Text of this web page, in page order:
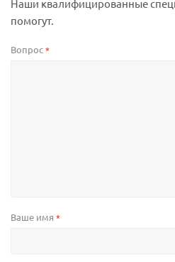
Наши квалифицированные
помогут.
Вопрос*
Ваше имя *